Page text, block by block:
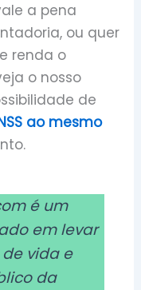
a pena
ou quer
renda o
o nosso
de
ao mesmo
é um
em levar
vida e
da